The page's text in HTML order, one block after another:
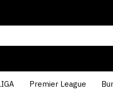
Premier League